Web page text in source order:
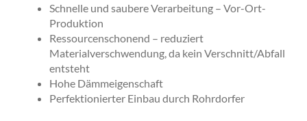
Schnelle und saubere Verarbeitung – Vor-Ort-
Produktion
Ressourcenschonend – reduziert
Materialverschwendung, da kein Verschnitt/Abfall
entsteht
Hohe Dämmeigenschaft
Perfektionierter Einbau durch Rohrdorfer